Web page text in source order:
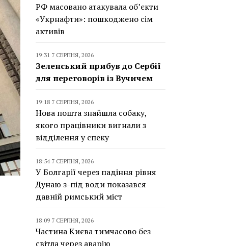
РФ масовано атакувала об’єкти
«Укрнафти»: пошкоджено сім
активів
19:31 7 СЕРПНЯ, 2026
Зеленський прибув до Сербії
для переговорів із Вучичем
19:18 7 СЕРПНЯ, 2026
Нова пошта знайшла собаку,
якого працівники вигнали з
відділення у спеку
18:54 7 СЕРПНЯ, 2026
У Болгарії через падіння рівня
Дунаю з-під води показався
давній римський міст
18:09 7 СЕРПНЯ, 2026
Частина Києва тимчасово без
світла через аварію